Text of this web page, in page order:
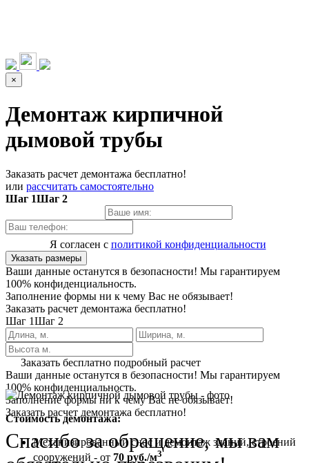
×
Демонтаж кирпичной
дымовой трубы
Заказать расчет демонтажа бесплатно!
или рассчитать самостоятельно
Шаг 1Шаг 2
Я согласен с политикой конфиденциальности
Указать размеры
Ваши данные останутся в безопасности! Мы гарантируем
100% конфиденциальность.
Заполнение формы ни к чему Вас не обязывает!
Заказать расчет демонтажа бесплатно!
Шаг 1Шаг 2
Заказать бесплатно подробный расчет
Ваши данные останутся в безопасности! Мы гарантируем
100% конфиденциальность.
Заполнение формы ни к чему Вас не обязывает!
Заказать расчет демонтажа бесплатно!
Спасибо за обращение, мы вам
Стоимость демонтажа:
Механизированный снос и демонтаж зданий, строений
сооружений - от 70 руб./м3